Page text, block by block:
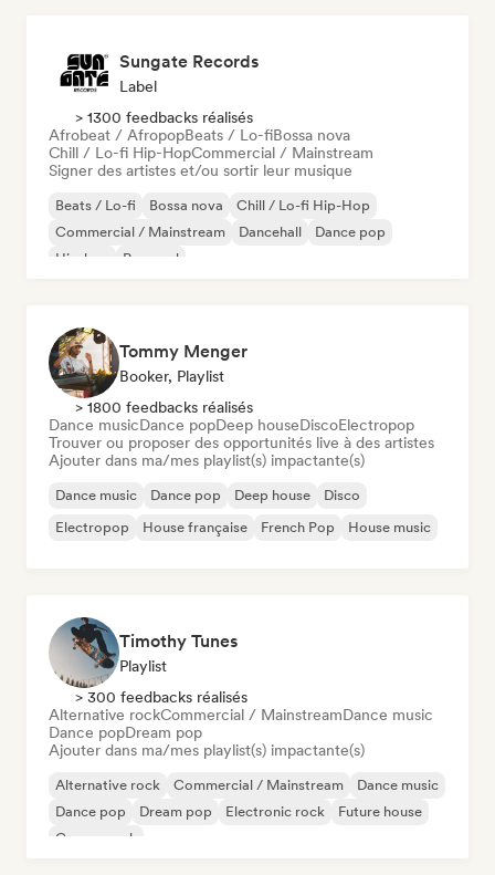
Sungate Records
Label
> 1300 feedbacks réalisés
Afrobeat / AfropopBeats / Lo-fiBossa nova
Chill / Lo-fi Hip-HopCommercial / Mainstream
Signer des artistes et/ou sortir leur musique
Beats / Lo-fi Bossa nova
Chill / Lo-fi Hip-Hop
Commercial / Mainstream
Dancehall
Dance pop
Hip-hop
Pop soul
Tommy Menger
Booker, Playlist
> 1800 feedbacks réalisés
Dance musicDance popDeep houseDiscoElectropop
Trouver ou proposer des opportunités live à des artistes
Ajouter dans ma/mes playlist(s) impactante(s)
Dance music Dance pop Deep house
Disco
Electropop
House française French Pop House music
Timothy Tunes
Playlist
> 300 feedbacks réalisés
Alternative rockCommercial / MainstreamDance music
Dance popDream pop
Ajouter dans ma/mes playlist(s) impactante(s)
Alternative rock Commercial / Mainstream
Dance music
Dance pop
Dream pop Electronic rock
Future house
Garage rock